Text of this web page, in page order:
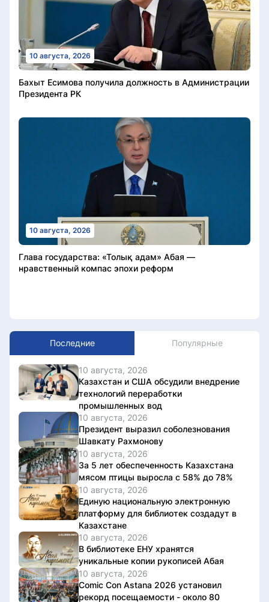
10 августа, 2026
Бахыт Есимова получила должность в Администрации
Президента РК
10 августа, 2026
Глава государства: «Толық адам» Абая —
нравственный компас эпохи реформ
Последние Популярные
10 августа, 2026
Казахстан и США обсудили внедрение
технологий переработки
промышленных вод
10 августа, 2026
Президент выразил соболезнования
Шавкату Рахмонову
10 августа, 2026
За 5 лет обеспеченность Казахстана
мясом птицы выросла с 58% до 78%
10 августа, 2026
Единую национальную электронную
платформу для библиотек создадут в
Казахстане
10 августа, 2026
В библиотеке ЕНУ хранятся
уникальные копии рукописей Абая
10 августа, 2026
Comic Con Astana 2026 установил
рекорд посещаемости - около 80